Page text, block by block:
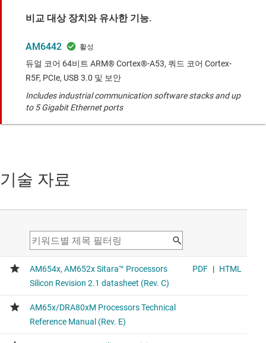
비교 대상 장치와 유사한 기능.
AM6442
듀얼 코어 64비트 ARM® Cortex®-A53, 쿼드 코어 Cortex-
R5F, PCIe, USB 3.0 및 보안
Includes industrial communication software stacks and up
to 5 Gigabit Ethernet ports
기술 자료